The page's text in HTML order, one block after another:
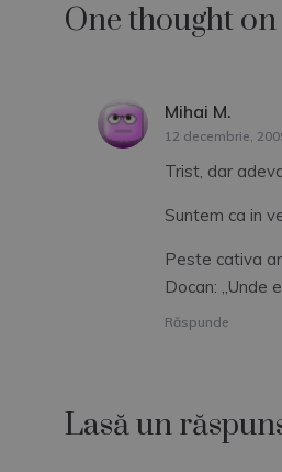
articole
One thought on
Mihai M.
12 decembrie,
Trist, dar
Suntem ca in
Peste cativa
Docan: „Unde
Răspunde
Lasă un